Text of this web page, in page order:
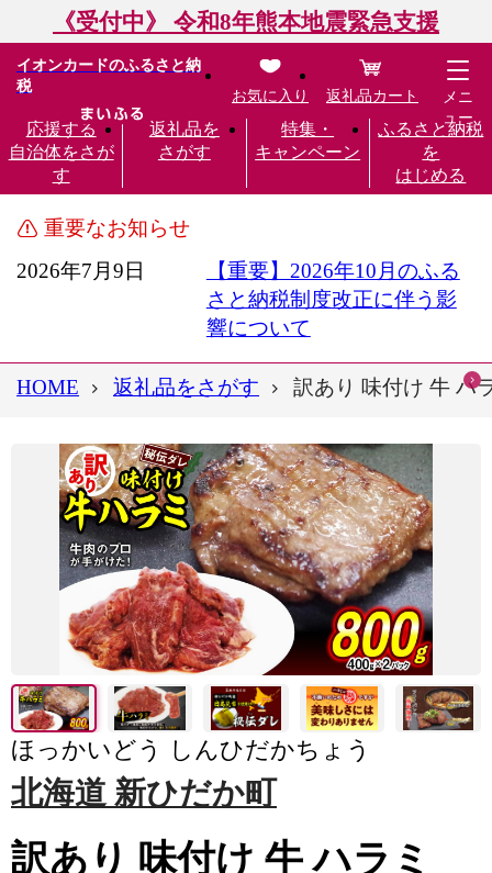
《受付中》 令和8年熊本地震緊急支援
イオンカードのふるさと納
税
応援する
自治体をさが
す
返礼品を
さがす
特集・
キャンペーン
ふるさと納税
を
はじめる
お気に入り 返礼品カート
メニ
ュー
重要なお知らせ
2026年7月9日
【重要】2026年10月のふる
さと納税制度改正に伴う影
響について
HOME 返礼品をさがす 訳あり 味付け 牛 ハ
ほっかいどう しんひだかちょう
北海道 新ひだか町
訳あり 味付け 牛 ハラミ